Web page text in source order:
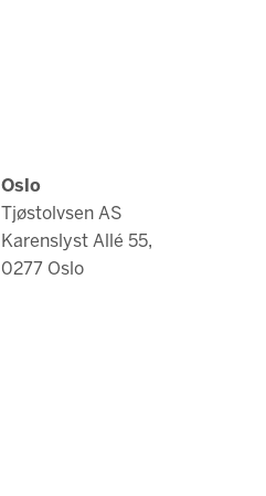
Oslo
Tjøstolvsen AS
Karenslyst Allé 55,
0277 Oslo